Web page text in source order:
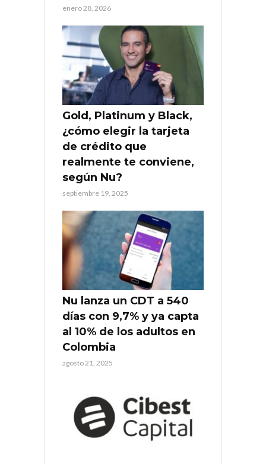
enero 28, 2026
Gold, Platinum y Black,
¿cómo elegir la tarjeta
de crédito que
realmente te conviene,
según Nu?
septiembre 19, 2025
Nu lanza un CDT a 540
días con 9,7% y ya capta
al 10% de los adultos en
Colombia
agosto 21, 2025